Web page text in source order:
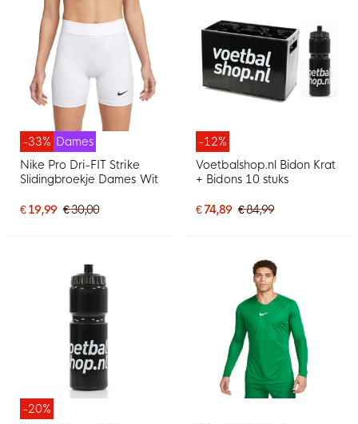
-33% Dames
Nike Pro Dri-FIT Strike
Slidingbroekje Dames Wit
€ 19,99 € 30,00
-12%
Voetbalshop.nl Bidon Krat
+ Bidons 10 stuks
€ 74,89 € 84,99
-20%